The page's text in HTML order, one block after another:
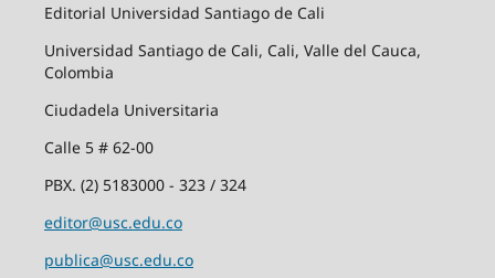
Editorial Universidad Santiago de Cali
Universidad Santiago de Cali, Cali, Valle del Cauca,
Colombia
Ciudadela Universitaria
Calle 5 # 62-00
PBX. (2) 5183000 - 323 / 324
editor@usc.edu.co
publica@usc.edu.co